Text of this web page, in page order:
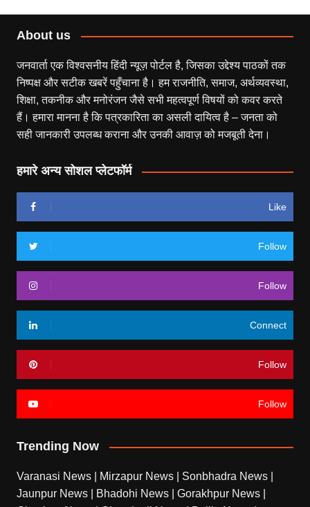
About us
जनवार्ता एक विश्वसनीय हिंदी न्यूज़ पोर्टल है, जिसका उद्देश्य पाठकों तक
निष्पक्ष और सटीक खबरें पहुँचाना है। हम राजनीति, समाज, अर्थव्यवस्था,
शिक्षा, तकनीक और मनोरंजन जैसे सभी महत्वपूर्ण विषयों को कवर करते
हैं। हमारा मानना है कि पत्रकारिता का असली दायित्व है – जनता को
सही जानकारी उपलब्ध कराना और उनकी आवाज़ को मजबूती देना।
हमारे अन्य सोशल प्लेटफॉर्म
Like
Follow
Follow
Connect
Follow
Follow
Trending Now
Varanasi News Mirzapur News Sonbhadra News
Jaunpur News
Bhadohi News Gorakhpur News